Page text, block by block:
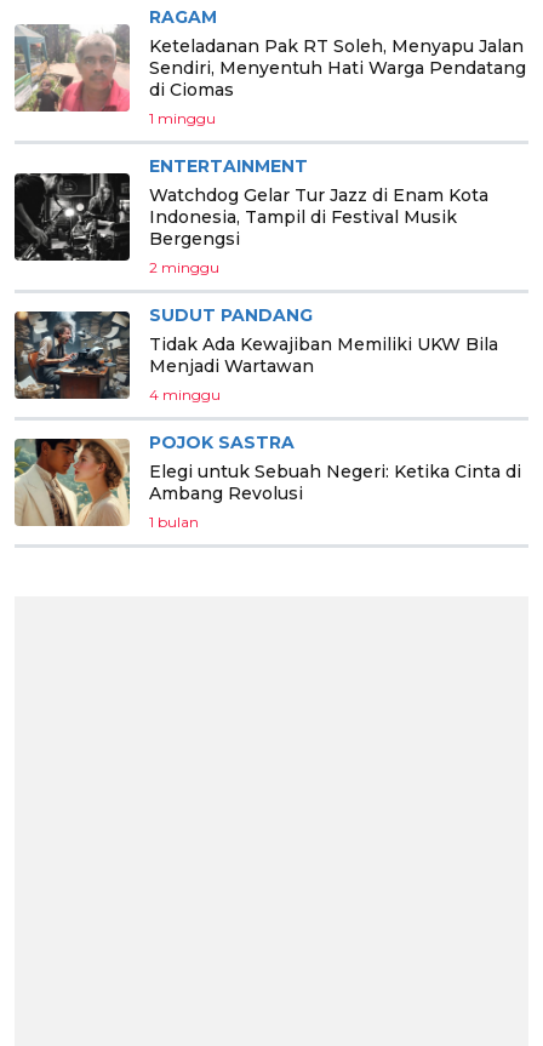
RAGAM
Keteladanan Pak RT Soleh, Menyapu Jalan
Sendiri, Menyentuh Hati Warga Pendatang
di Ciomas
1 minggu
ENTERTAINMENT
Watchdog Gelar Tur Jazz di Enam Kota
Indonesia, Tampil di Festival Musik
Bergengsi
2 minggu
SUDUT PANDANG
Tidak Ada Kewajiban Memiliki UKW Bila
Menjadi Wartawan
4 minggu
POJOK SASTRA
Elegi untuk Sebuah Negeri: Ketika Cinta di
Ambang Revolusi
1 bulan